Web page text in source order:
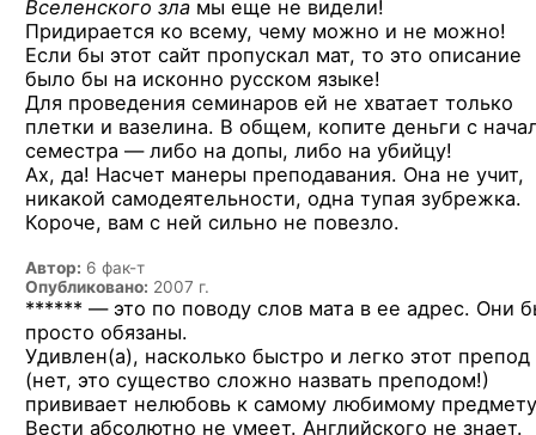
Вселенского зла мы еще не видели!
Придирается ко всему, чему можно и не можно!
Если бы этот сайт пропускал мат, то это описание
было бы на исконно русском языке!
Для проведения семинаров ей не хватает только
плетки и вазелина. В общем, копите деньги с
семестра — либо на допы, либо на убийцу!
Ах, да! Насчет манеры преподавания. Она не учит,
никакой самодеятельности, одна тупая зубрежка.
Короче, вам с ней сильно не повезло.
Автор: 6 фак-т
Опубликовано: 2007 г.
****** — это по поводу слов мата в ее адрес. Они
просто обязаны.
Удивлен(а), насколько быстро и легко этот препод
(нет, это существо сложно назвать преподом!)
прививает нелюбовь к самому любимому
Вести абсолютно не умеет. Английского не знает.